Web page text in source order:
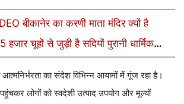
बीकानेर का करणी माता मंदिर क्यों है
हजार चूहों से जुड़ी है सदियों पुरानी धार्मिक
आत्मनिर्भरता का संदेश विभिन्न आयामों में गूंज रहा है।
पहुंचकर लोगों को स्वदेशी उत्पाद उपयोग और मूल्यों